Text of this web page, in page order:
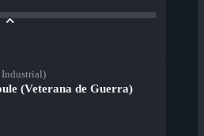
Industrial)
(Veterana de Guerra)